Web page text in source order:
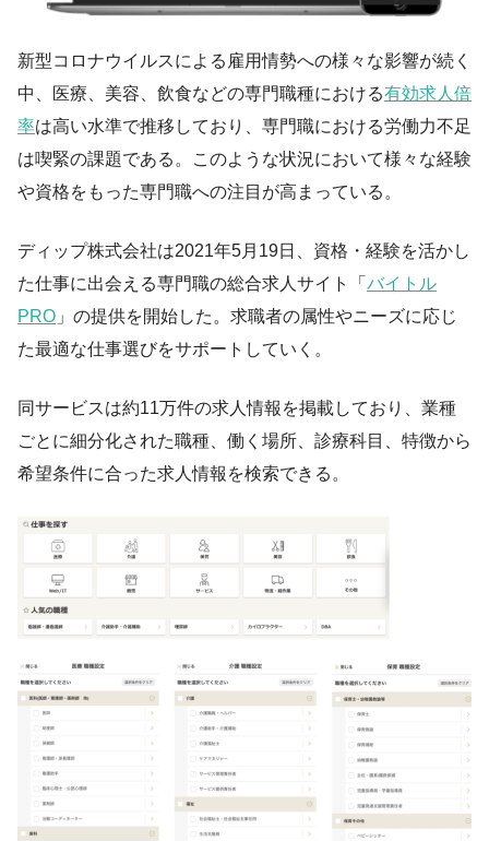
新型コロナウイルスによる雇用情勢への様々な影響が続く
中、医療、美容、飲食などの専門職種における有効求人倍
率は高い水準で推移しており、専門職における労働力不足
は喫緊の課題である。このような状況において様々な経験
や資格をもった専門職への注目が高まっている。
ディップ株式会社は2021年5月19日、資格・経験を活かし
た仕事に出会える専門職の総合求人サイト「 バイトル
PRO 」の提供を開始した。求職者の属性やニーズに応じ
た最適な仕事選びをサポートしていく。
同サービスは約11万件の求人情報を掲載しており、業種
ごとに細分化された職種、働く場所、診療科目、特徴から
希望条件に合った求人情報を検索できる。